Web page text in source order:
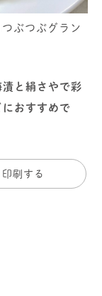
ぶつぶグラン
と絹さやで彩
おすすめで
印刷する